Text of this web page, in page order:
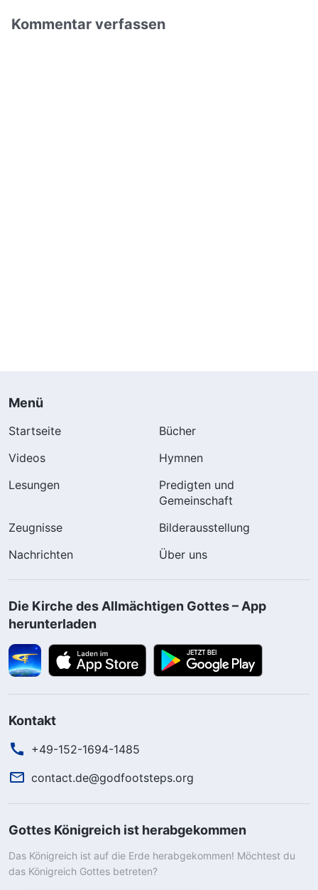
Kommentar verfassen
Menü
Startseite
Bücher
Videos
Hymnen
Lesungen
Predigten und
Gemeinschaft
Zeugnisse
Bilderausstellung
Nachrichten
Über uns
Die Kirche des Allmächtigen Gottes – App
herunterladen
Kontakt
+49-152-1694-1485
contact.de@godfootsteps.org
Gottes Königreich ist herabgekommen
Das Königreich ist auf die Erde herabgekommen! Möchtest du
das Königreich Gottes betreten?